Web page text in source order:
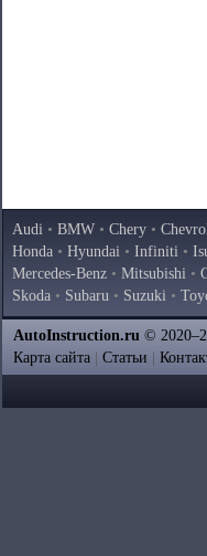
Audi • BMW • Chery •
Honda • Hyundai • Infiniti •
Mercedes-Benz • Mitsubishi •
Skoda • Subaru • Suzuki •
AutoInstruction.ru ©
Карта сайта | Статьи |